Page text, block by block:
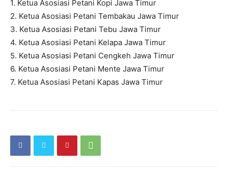
1. Ketua Asosiasi Petani Kopi Jawa Timur
2. Ketua Asosiasi Petani Tembakau Jawa Timur
3. Ketua Asosiasi Petani Tebu Jawa Timur
4. Ketua Asosiasi Petani Kelapa Jawa Timur
5. Ketua Asosiasi Petani Cengkeh Jawa Timur
6. Ketua Asosiasi Petani Mente Jawa Timur
7. Ketua Asosiasi Petani Kapas Jawa Timur